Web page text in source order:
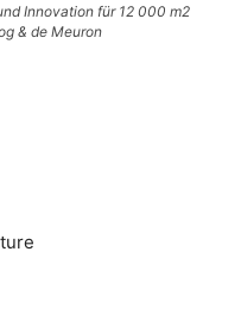
Innovation für 12 000 m2
& de Meuron